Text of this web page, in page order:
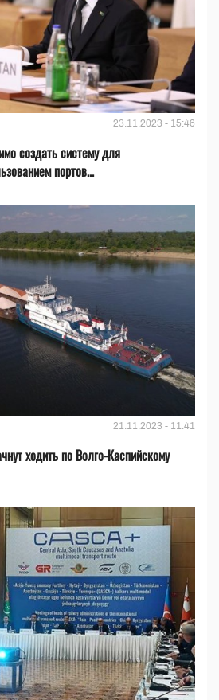
23.11.2023 - 15:46
создать систему для
портов...
21.11.2023 - 11:41
ходить по Волго-Каспийскому